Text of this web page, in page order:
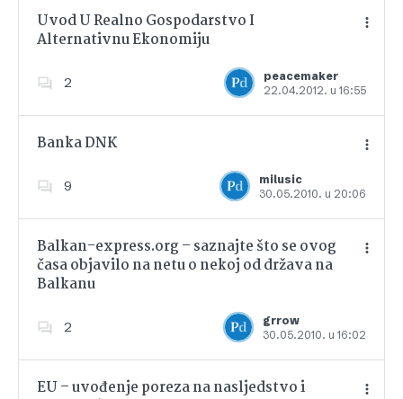
Uvod U Realno Gospodarstvo I
Alternativnu Ekonomiju
2
peacemaker
22.04.2012. u 16:55
Dodajte u favorite
Banka DNK
9
milusic
30.05.2010. u 20:06
Dodajte u favorite
Balkan-express.org – saznajte što se ovog
časa objavilo na netu o nekoj od država na
Balkanu
2
grrow
30.05.2010. u 16:02
EU – uvođenje poreza na nasljedstvo i